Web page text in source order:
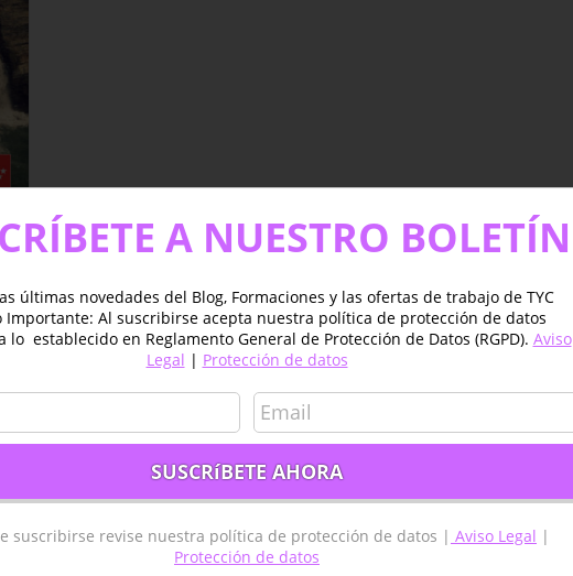
A NUESTRO BOLETÍN
últimas novedades del Blog, Formaciones y las ofertas de trabajo de TYC
Importante: Al suscribirse acepta nuestra política de protección de datos
lo establecido en Reglamento General de Protección de Datos (RGPD). Aviso
Legal | Protección de datos
suscribirse revise nuestra política de protección de datos | Aviso Legal |
Protección de datos